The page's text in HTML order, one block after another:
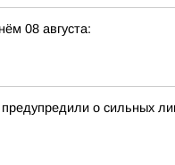
08 августа:
о сильных